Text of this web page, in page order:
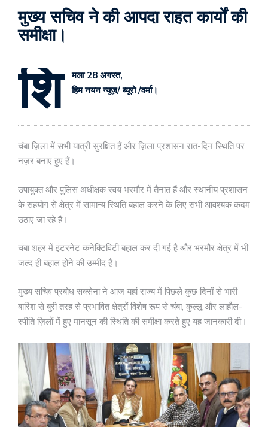
मुख्य सचिव ने की आपदा राहत कार्यों की
समीक्षा।
शि
मला 28 अगस्त,
हिम नयन न्यूज़/ ब्यूरो /वर्मा।
चंबा ज़िला में सभी यात्री सुरक्षित हैं और ज़िला प्रशासन रात-दिन स्थिति पर
नज़र बनाए हुए हैं।
उपायुक्त और पुलिस अधीक्षक स्वयं भरमौर में तैनात हैं और स्थानीय प्रशासन
के सहयोग से क्षेत्र में सामान्य स्थिति बहाल करने के लिए सभी आवश्यक कदम
उठाए जा रहे हैं।
चंबा शहर में इंटरनेट कनेक्टिविटी बहाल कर दी गई है और भरमौर क्षेत्र में भी
जल्द ही बहाल होने की उम्मीद है।
मुख्य सचिव प्रबोध सक्सेना ने आज यहां राज्य में पिछले कुछ दिनों से भारी
बारिश से बुरी तरह से प्रभावित क्षेत्रों विशेष रूप से चंबा, कुल्लू और लाहौल-
स्पीति ज़िलों में हुए मानसून की स्थिति की समीक्षा करते हुए यह जानकारी दी।